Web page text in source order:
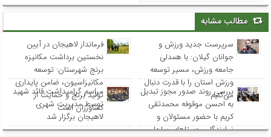
مطالب مشابه
سرپرست جدید ورزش و
جوانان گیلان: با همدلی
جامعه ورزش، مسیر توسعه
ورزش استان را با قدرت دنبال
می‌کنیم
فرماندار لاهیجان در آیین
نخستین برداشت مکانیزه
برنج شهرستان: توسعه
مکانیزاسیون، ضامن پایداری
تولید برنج و حمایت از
کشاورزان است
بررسی روند صدور مجوز تبدیل
به احسن موقوفه محمدتقی
کریم با حضور مسئولان و
نمایندگان روستاهای ساحلی
مراسم گرامیداشت قائد شهید
توسط مدیریت شهری
لاهیجان برگزار شد